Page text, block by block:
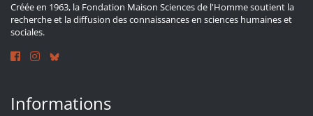
Créée en 1963, la Fondation Maison Sciences de l'Homme soutient la
recherche et la diffusion des connaissances en sciences humaines et
sociales.
Informations